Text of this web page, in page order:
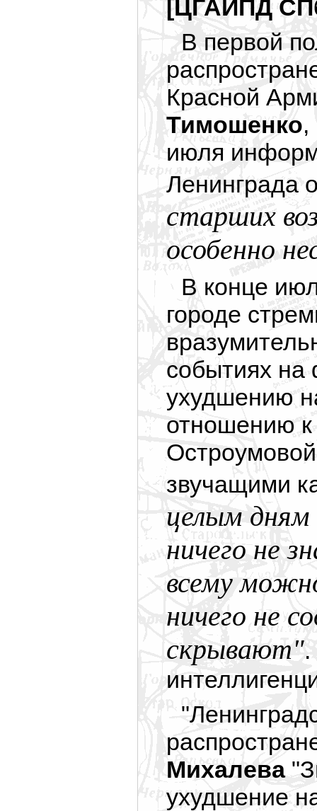
[ЦГАИПД
В первой
Красной
Тимошенко,
июля
Ленинграда
старших
особенно
В конце
городе
событиях на
ухудшению
отношению к
звучащими
целым дням
ничего не
всему
ничего не
скрывают"
Михалева
ухудшение